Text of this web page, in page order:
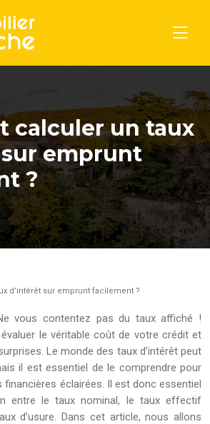
calculer un taux
emprunt
?
d’intérêt sur emprunt facilement ?
vous contentez pas du taux affiché !
le véritable coût de votre crédit et
Le monde des taux d’intérêt peut
il est essentiel de le comprendre pour
financières éclairées. Il est donc essentiel
entre le taux nominal, le taux effectif
d’usure. Dans cet article, nous allons